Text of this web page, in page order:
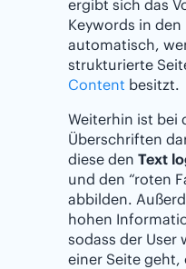
ergibt sich das
Keywords in
automatisch,
strukturierte
Content besitzt.
Weiterhin ist bei
Überschriften
diese den Text
und den “roten
abbilden.
hohen
sodass der User
einer Seite geht,